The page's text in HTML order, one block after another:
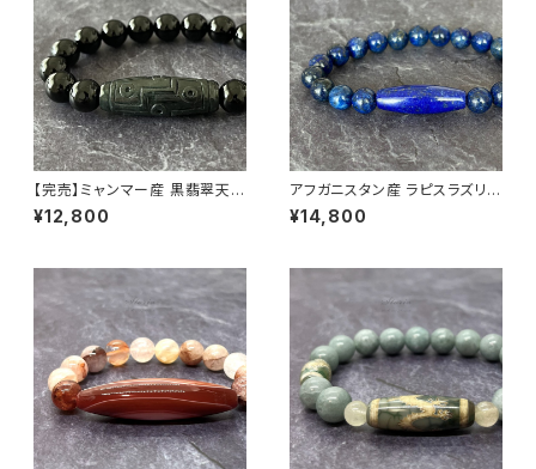
【完売】ミャンマー産 黒翡翠天珠
× チベット産 モリオン ブレスレ
ット
¥12,800
アフガニスタン産 ラピスラズリ
天珠ブレスレット
¥14,800